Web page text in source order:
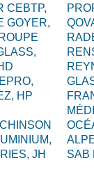
CEBTP,
GOYER,
HP
JH
SAB